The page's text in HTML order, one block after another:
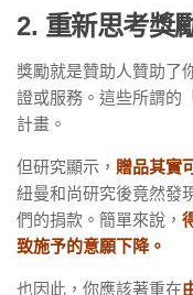
2. 重新思考獎
獎勵就是贊助人贊助了
證或服務。這些所謂的
計畫。
但研究顯示， 贈品其實
紐曼和尚研究後竟然發
們的捐款。簡單來說，
致施予的意願下降。
也因此，你應該著重在